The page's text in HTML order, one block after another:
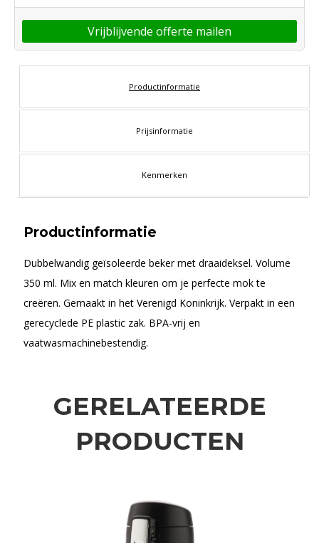
Vrijblijvende offerte mailen
Productinformatie
Prijsinformatie
Kenmerken
Productinformatie
Dubbelwandig geïsoleerde beker met draaideksel. Volume
350 ml. Mix en match kleuren om je perfecte mok te
creëren. Gemaakt in het Verenigd Koninkrijk. Verpakt in een
gerecyclede PE plastic zak. BPA-vrij en
vaatwasmachinebestendig.
GERELATEERDE
PRODUCTEN